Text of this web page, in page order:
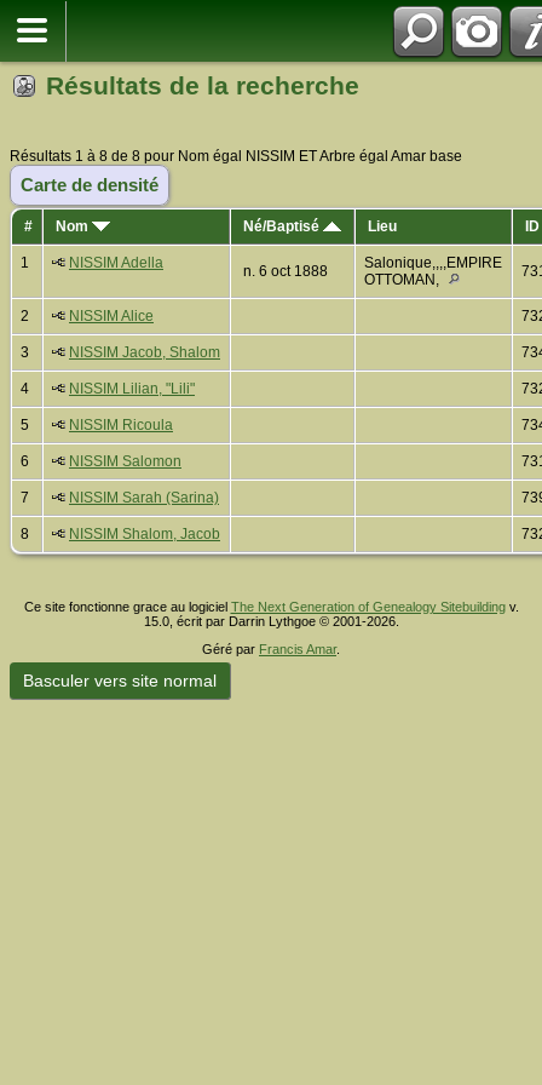
Résultats de la recherche
Résultats 1 à 8 de 8 pour Nom égal NISSIM ET Arbre égal Amar base
Carte de densité
# Nom Né/Baptisé Lieu
1 NISSIM Adella n. 6 oct 1888
Salonique,,,,EMPIRE
OTTOMAN,
2 NISSIM Alice
3 NISSIM Jacob, Shalom
4 NISSIM Lilian, "Lili"
5 NISSIM Ricoula
6 NISSIM Salomon
7 NISSIM Sarah (Sarina)
8 NISSIM Shalom, Jacob
Ce site fonctionne grace au logiciel The Next Generation of Genealogy Sitebuildingv.
15.0, écrit par Darrin Lythgoe © 2001-2026.
Géré par Francis Amar.
Basculer vers site normal